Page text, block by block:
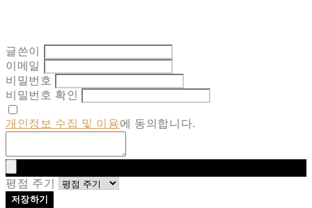
글쓴이
이메일
비밀번호
비밀번호 확인
개인정보 수집 및 이용에 동의합니다.
평점 주기
저장하기